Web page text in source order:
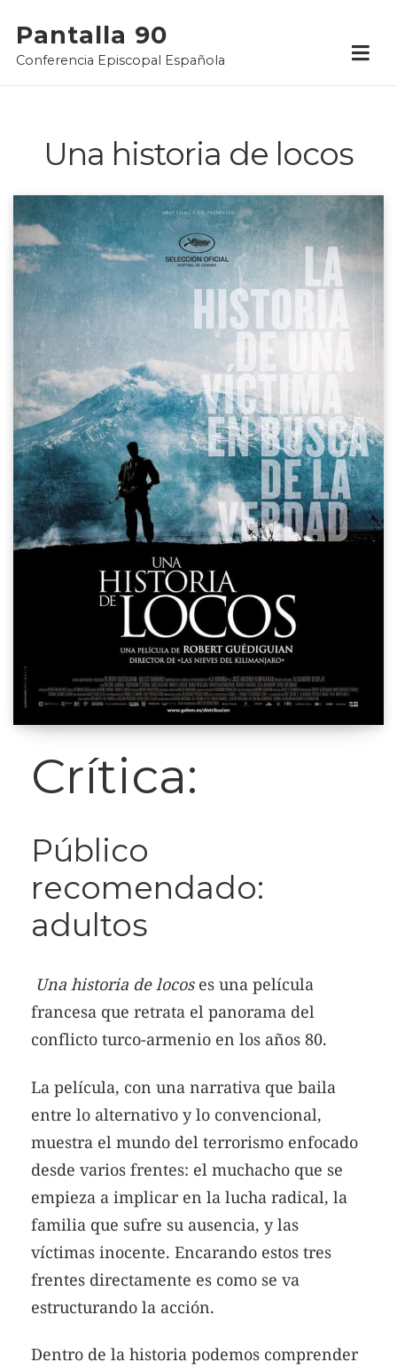
content
Pantalla 90
Conferencia Episcopal Española
Una historia de locos
Crítica:
Público
recomendado:
adultos
Una historia de locoses una película
francesa que retrata el panorama del
conflicto turco-armenio en los años 80.
La película, con una narrativa que baila
entre lo alternativo y lo convencional,
muestra el mundo del terrorismo enfocado
desde varios frentes: el muchacho que se
empieza a implicar en la lucha radical, la
familia que sufre su ausencia, y las
víctimas inocente. Encarando estos tres
frentes directamente es como se va
estructurando la acción.
Dentro de la historia podemos comprender